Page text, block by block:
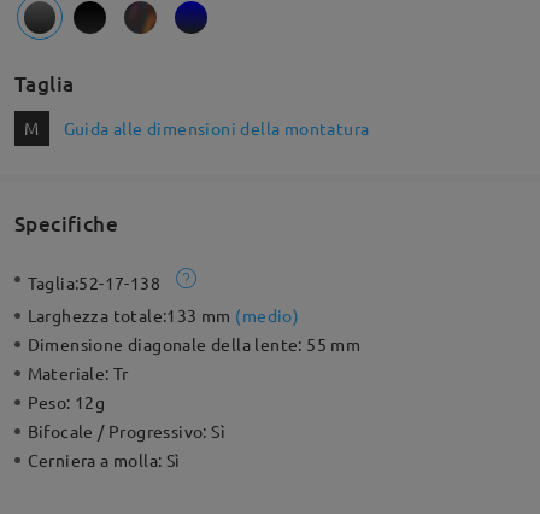
Taglia
M Guida alle dimensioni della montatura
Specifiche
Taglia:52-17-138
Larghezza totale:133 mm (medio)
Dimensione diagonale della lente: 55 mm
Materiale:Tr
Peso: 12g
Bifocale / Progressivo:Sì
Cerniera a molla: Sì